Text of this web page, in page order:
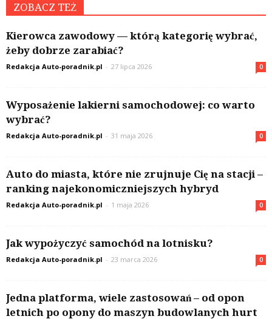
ZOBACZ TEŻ
Kierowca zawodowy — którą kategorię wybrać,
żeby dobrze zarabiać?
Redakcja Auto-poradnik.pl - 27 lipca 2026 0
Wyposażenie lakierni samochodowej: co warto
wybrać?
Redakcja Auto-poradnik.pl - 31 maja 2026 0
Auto do miasta, które nie zrujnuje Cię na stacji –
ranking najekonomiczniejszych hybryd
Redakcja Auto-poradnik.pl - 1 maja 2026 0
Jak wypożyczyć samochód na lotnisku?
Redakcja Auto-poradnik.pl - 23 marca 2026 0
Jedna platforma, wiele zastosowań – od opon
letnich po opony do maszyn budowlanych hurt